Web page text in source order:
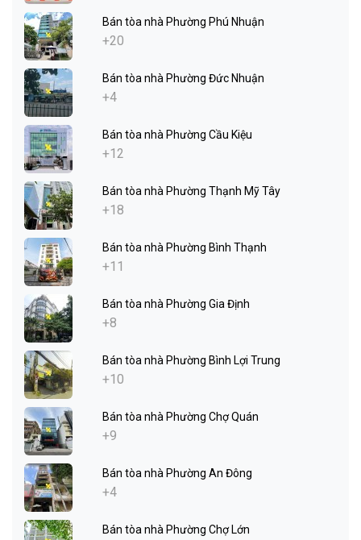
Bán tòa nhà Phường Phú Nhuận
+20
Bán tòa nhà Phường Đức Nhuận
+4
Bán tòa nhà Phường Cầu Kiệu
+12
Bán tòa nhà Phường Thạnh Mỹ Tây
+18
Bán tòa nhà Phường Bình Thạnh
+11
Bán tòa nhà Phường Gia Định
+8
Bán tòa nhà Phường Bình Lợi Trung
+10
Bán tòa nhà Phường Chợ Quán
+9
Bán tòa nhà Phường An Đông
+4
Bán tòa nhà Phường Chợ Lớn